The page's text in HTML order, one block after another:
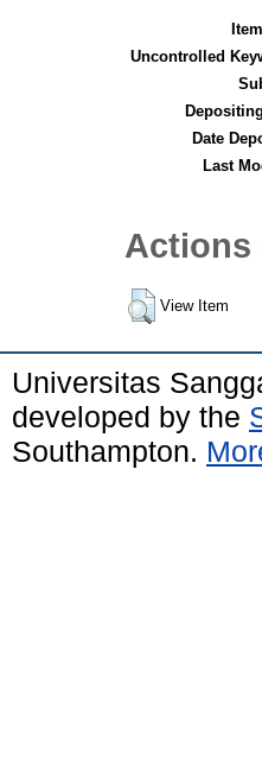
Uncontrolled
Date
Last
Actions
View Item
Universitas
developed by the
Southampton.